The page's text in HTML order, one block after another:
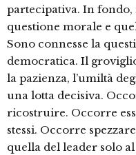
partecipativa. In fondo,
questione morale e
Sono connesse la
democratica. Il
la pazienza, l’umiltà
una lotta decisiva.
ricostruire. Occorre
stessi. Occorre
quella del leader solo